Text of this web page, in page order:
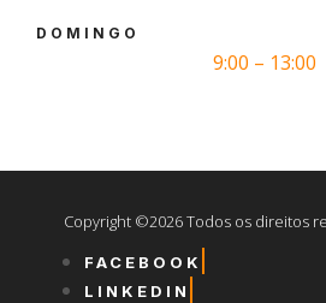
DOMINGO
9:00 – 13:00
Copyright ©2026 Todos os direitos
FACEBOOK
LINKEDIN